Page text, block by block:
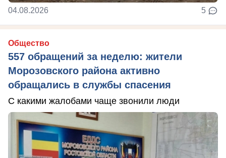
04.08.2026 5
Общество
557 обращений за неделю: жители
Морозовского района активно
обращались в службы спасения
С какими жалобами чаще звонили люди